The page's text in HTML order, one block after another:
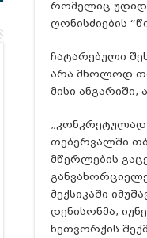
რომელიც
ღონისძიების
ჩატარებული
არა მხოლოდ
მისი
თებერვალში
მწერლების
მექსიკაში
დენისონმა,
ნეთვორქის